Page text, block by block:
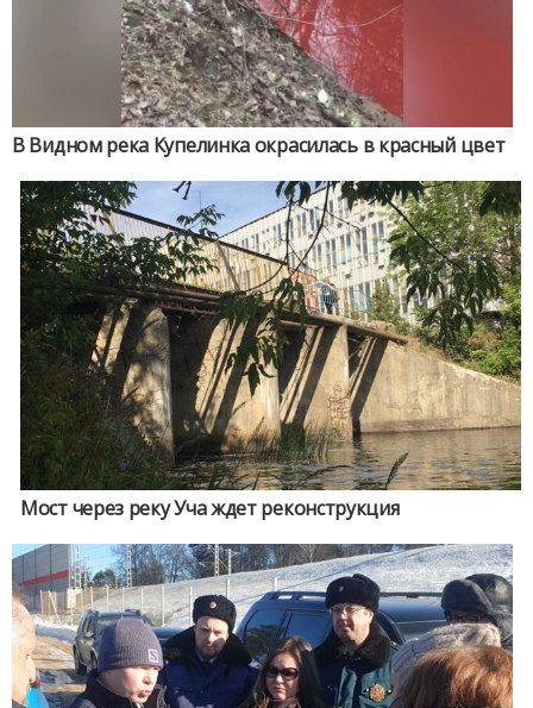
В Видном река Купелинка окрасилась в красный цвет
Мост через реку Уча ждет реконструкция